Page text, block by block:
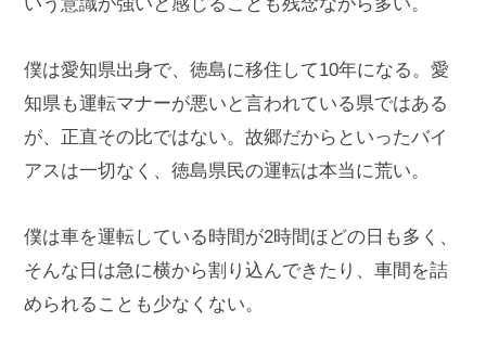
僕は愛知県出身で、徳島に移住して10年になる。愛
知県も運転マナーが悪いと言われている県ではある
が、正直その比ではない。故郷だからといったバイ
アスは一切なく、徳島県民の運転は本当に荒い。
僕は車を運転している時間が2時間ほどの日も多く、
そんな日は急に横から割り込んできたり、車間を詰
められることも少なくない。